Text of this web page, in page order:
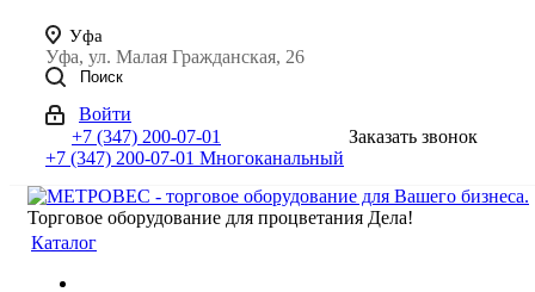
Уфа
Уфа, ул. Малая Гражданская, 26
Поиск
Войти
+7 (347) 200-07-01
+7 (347) 200-07-01 Многоканальный
Заказать звонок
Торговое оборудование для процветания Дела!
Каталог